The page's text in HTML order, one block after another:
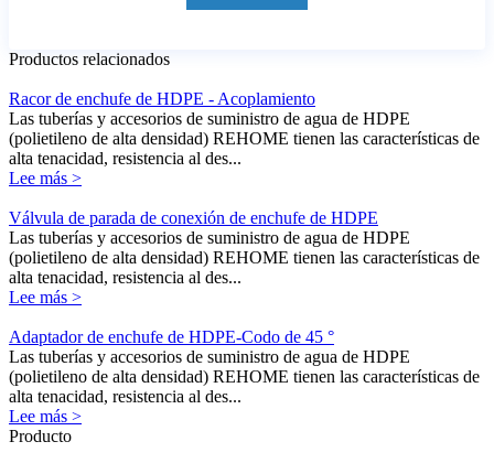
Productos relacionados
Racor de enchufe de HDPE - Acoplamiento
Las tuberías y accesorios de suministro de agua de HDPE
(polietileno de alta densidad) REHOME tienen las características de
alta tenacidad, resistencia al des...
Lee más >
Válvula de parada de conexión de enchufe de HDPE
Las tuberías y accesorios de suministro de agua de HDPE
(polietileno de alta densidad) REHOME tienen las características de
alta tenacidad, resistencia al des...
Lee más >
Adaptador de enchufe de HDPE-Codo de 45 °
Las tuberías y accesorios de suministro de agua de HDPE
(polietileno de alta densidad) REHOME tienen las características de
alta tenacidad, resistencia al des...
Lee más >
Producto